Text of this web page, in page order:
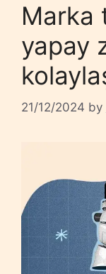
Marka
yapay
21/12/2024 by